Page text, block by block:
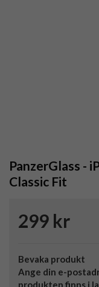
PanzerGlass -
Classic Fit
299 kr
Bevaka produkt
Ange din e-
produkten finns i